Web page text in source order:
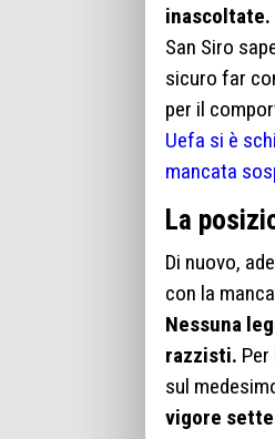
inascoltate.
San Siro
sicuro far
per il
Uefa si è
mancata
La
Di nuovo,
con la
Nessuna
razzisti.
sul
vigore